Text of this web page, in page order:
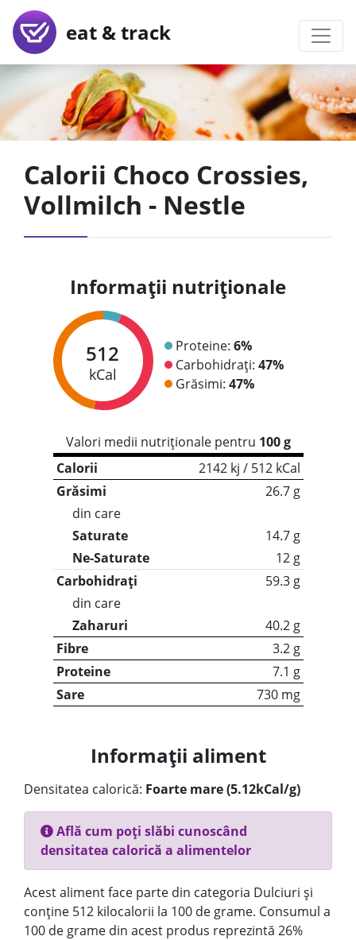
eat & track
Calorii Choco Crossies,
Vollmilch - Nestle
Informații nutriționale
512
kCal
Proteine: 6%
Carbohidrați: 47%
Grăsimi: 47%
Valori medii nutriționale pentru 100 g
Calorii
2142 kj / 512 kCal
Grăsimi
26.7 g
din care
Saturate
14.7 g
Ne-Saturate
12 g
Carbohidrați
59.3 g
din care
Zaharuri
40.2 g
Fibre
3.2 g
Proteine
7.1 g
Sare
730 mg
Informații aliment
Densitatea calorică: Foarte mare (5.12kCal/g)
Află cum poți slăbi cunoscând
densitatea calorică a alimentelor
Acest aliment face parte din categoria Dulciuri și
conține 512 kilocalorii la 100 de grame. Consumul a
100 de grame din acest produs reprezintă 26%